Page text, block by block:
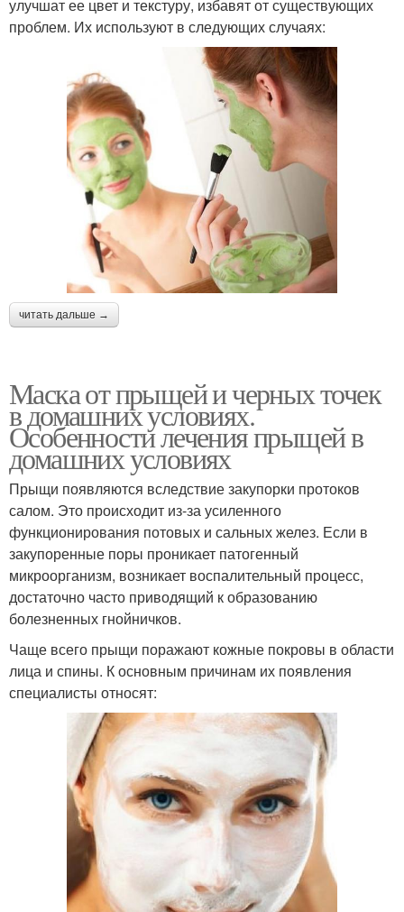
улучшат ее цвет и текстуру, избавят от существующих
проблем. Их используют в следующих случаях:
читать дальше →
Маска от прыщей и черных точек
в домашних условиях.
Особенности лечения прыщей в
домашних условиях
Прыщи появляются вследствие закупорки протоков
салом. Это происходит из-за усиленного
функционирования потовых и сальных желез. Если в
закупоренные поры проникает патогенный
микроорганизм, возникает воспалительный процесс,
достаточно часто приводящий к образованию
болезненных гнойничков.
Чаще всего прыщи поражают кожные покровы в области
лица и спины. К основным причинам их появления
специалисты относят: